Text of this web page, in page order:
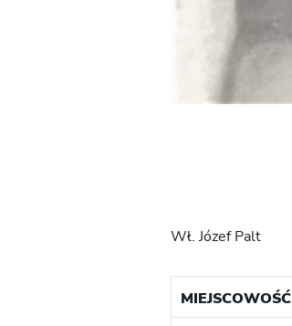
Wł. Józef Palt
MIEJSCOWOŚĆ